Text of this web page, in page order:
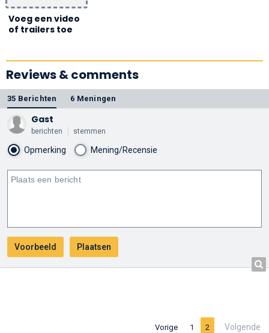
Voeg een video
of trailers toe
Reviews & comments
35 Berichten 6 Meningen
Gast
berichten stemmen
Opmerking Mening/Recensie
Vorige 1 2 Volgende